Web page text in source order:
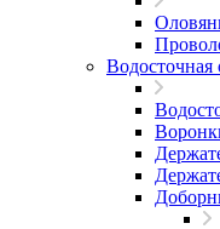
Водосточная